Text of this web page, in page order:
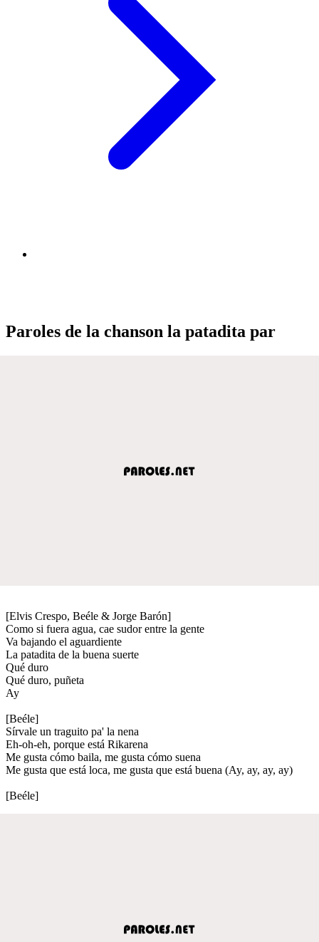
Paroles de la chanson la patadita par
[Elvis Crespo, Beéle & Jorge Barón]
Como si fuera agua, cae sudor entre la gente
Va bajando el aguardiente
La patadita de la buena suerte
Qué duro
Qué duro, puñeta
Ay
[Beéle]
Sírvale un traguito pa' la nena
Eh-oh-eh, porque está Rikarena
Me gusta cómo baila, me gusta cómo suena
Me gusta que está loca, me gusta que está buena (Ay, ay, ay, ay)
[Beéle]